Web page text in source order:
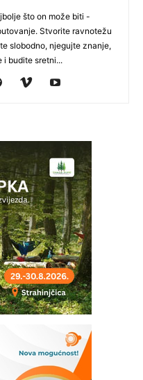
što on može biti -
Stvorite ravnotežu
slobodno, njegujte znanje,
budite sretni...